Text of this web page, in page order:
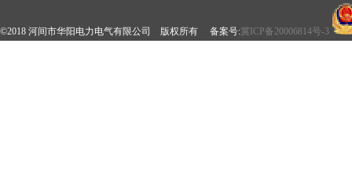
©2018 河间市华阳电力电气有限公司 版权所有 备案号:冀ICP备20006814号-3